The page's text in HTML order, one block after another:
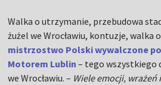
Walka o utrzymanie, przebudowa
żużel we Wrocławiu, kontuzje, walka
mistrzostwo Polski wywalczone
Motorem Lublin – tego wszystkiego
we Wrocławiu. – Wiele emocji, wrażeń